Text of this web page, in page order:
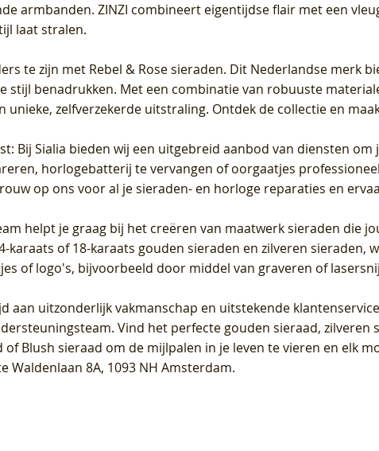
armbanden. ZINZI combineert eigentijdse flair met een
laat stralen.
te zijn met Rebel & Rose sieraden. Dit Nederlandse merk
benadrukken. Met een combinatie van robuuste
zelfverzekerde uitstraling. Ontdek de collectie en
: Bij Sialia bieden wij een uitgebreid aanbod van diensten
horlogebatterij te vervangen of oorgaatjes
op ons voor al je sieraden- en horloge reparaties en
helpt je graag bij het creëren van maatwerk sieraden die
of 18-karaats gouden sieraden en zilveren sieraden,
of logo's, bijvoorbeeld door middel van graveren of
aan uitzonderlijk vakmanschap en uitstekende klantenservice
Vind het perfecte gouden sieraad,
Blush sieraad om de mijlpalen in je leven te vieren en elk
Waldenlaan 8A, 1093 NH Amsterdam.